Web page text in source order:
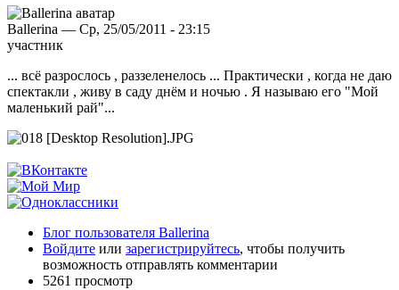
Ballerina — Ср, 25/05/2011 - 23:15
участник
... всё разрослось , раззеленелось ... Практически , когда не даю
спектакли , живу в саду днём и ночью . Я называю его "Мой
маленький рай"...
Блог пользователя Ballerina
Войдите или зарегистрируйтесь, чтобы получить
возможность отправлять комментарии
5261 просмотр